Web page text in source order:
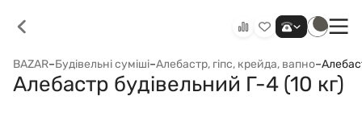
BAZAR–Будівельні суміші–Алебастр, гіпс, крейда, вапно–
Алебастр будівельний Г-4 (10 кг)